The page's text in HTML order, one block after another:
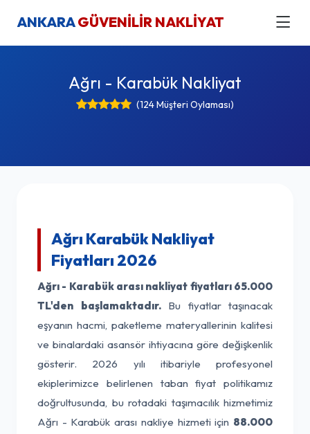
ANKARAGÜVENİLİR NAKLİYAT
Ağrı - Karabük Nakliyat
(124 Müşteri Oylaması)
Ağrı Karabük Nakliyat
Fiyatları 2026
Ağrı - Karabük arası nakliyat fiyatları 65.000
TL'den başlamaktadır.Bu fiyatlar taşınacak
eşyanın hacmi, paketleme materyallerinin kalitesi
ve binalardaki asansör ihtiyacına göre değişkenlik
gösterir. 2026 yılı itibariyle profesyonel
ekiplerimizce belirlenen taban fiyat politikamız
doğrultusunda, bu rotadaki taşımacılık hizmetimiz
Ağrı - Karabük arası nakliye hizmeti için 88.000